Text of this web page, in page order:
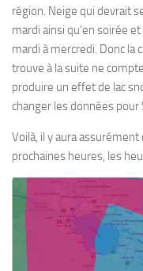
région. Neige qui devrait
mardi ainsi qu’en soirée
mardi à mercredi. Donc la
trouve à la suite ne
produire un effet de lac
changer les données pour
Voilà, il y aura
prochaines heures, les